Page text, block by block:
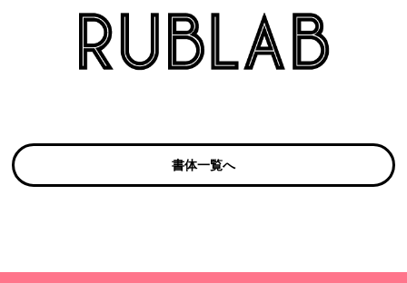
書体一覧へ